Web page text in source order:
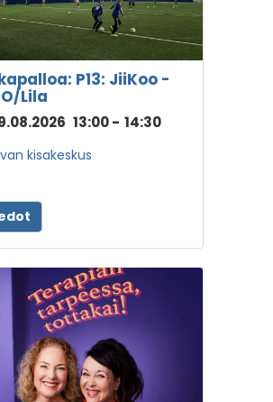
P13: JiiKoo -
Lila
13:00- 14:30
kisakeskus